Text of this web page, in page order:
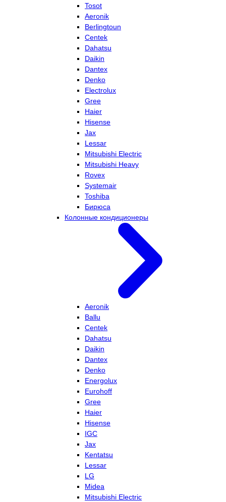
Tosot
Aeronik
Berlingtoun
Centek
Dahatsu
Daikin
Dantex
Denko
Electrolux
Gree
Haier
Hisense
Jax
Lessar
Mitsubishi Electric
Mitsubishi Heavy
Rovex
Systemair
Toshiba
Бирюса
Колонные кондиционеры
Aeronik
Ballu
Centek
Dahatsu
Daikin
Dantex
Denko
Energolux
Eurohoff
Gree
Haier
Hisense
IGC
Jax
Kentatsu
Lessar
LG
Midea
Mitsubishi Electric